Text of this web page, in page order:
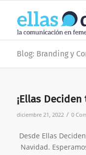
Blog: Branding y
¡Ellas
diciembre 21, 2022 / 0
Desde Ellas
Navidad.